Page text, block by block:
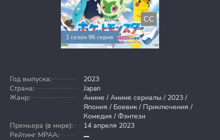
CC
1 сезон 96 серия
Год выпуска:
2023
Страна:
Japan
Жанр:
Аниме / Аниме сериалы / 2023 /
Япония / Боевик / Приключения /
Комедия / Фэнтези
Премьера (в мире):
14 апреля 2023
Рейтинг MPAA: